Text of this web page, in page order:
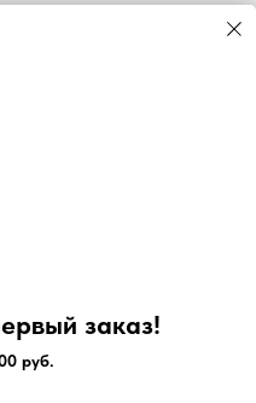
заказ!
руб.